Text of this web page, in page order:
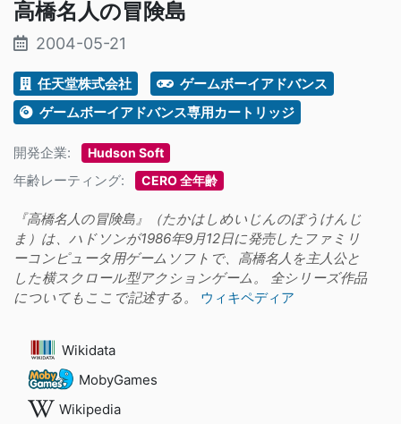
高橋名人の冒険島
2004-05-21
任天堂株式会社
ゲームボーイアドバンス
ゲームボーイアドバンス専用カートリッジ
開発企業: Hudson Soft
年齢レーティング: CERO 全年齢
『高橋名人の冒険島』（たかはしめいじんのぼうけんじ
ま）は、ハドソンが1986年9月12日に発売したファミリ
ーコンピュータ用ゲームソフトで、高橋名人を主人公と
した横スクロール型アクションゲーム。 全シリーズ作品
についてもここで記述する。
ウィキペディア
Wikidata
MobyGames
Wikipedia